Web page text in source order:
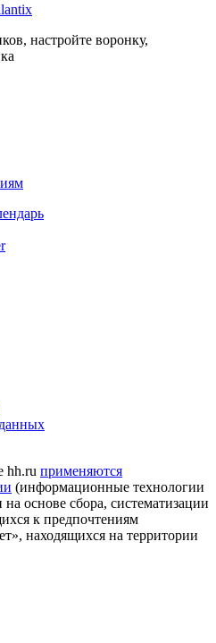
настройте воронку,
hh.ru применяются
(информационные технологии
основе сбора, систематизации
к предпочтениям
находящихся на территории